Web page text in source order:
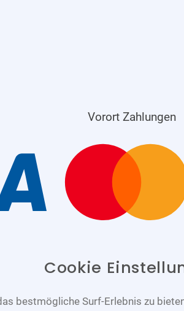
Vorort Zahlungen
Cookie
bestmögliche Surf-Erlebnis zu